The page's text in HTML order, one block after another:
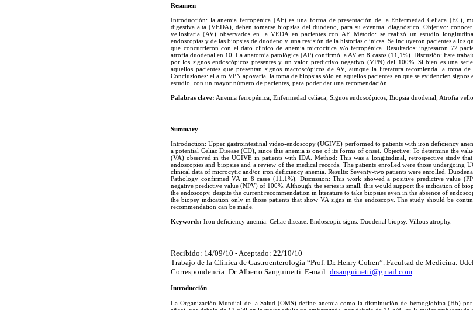
Resumen
Introducción: la anemia ferropénica (AF) es una forma de presentación de la Enfermedad Celíaca (EC),
digestiva alta (VEDA), deben tomarse biopsias del duodeno, para su eventual diagnóstico. Objetivo:
vellositaria (AV) observados en la VEDA en pacientes con AF. Método: se realizó un estudio
endoscopías y de las biopsias de duodeno y una revisión de la historias clínicas. Se incluyeron pacientes a los
que concurrieron con el dato clínico de anemia microcítica y/o ferropénica. Resultados: ingresaron 72
atrofia duodenal en 10. La anatomía patológica (AP) confirmó la AV en 8 casos (11,1%). Discusión: Este
por los signos endoscópicos presentes y un valor predictivo negativo (VPN) del 100%. Si bien es una
aquellos pacientes que presentan signos macroscópicos de AV, aunque la literatura recomienda la toma
Conclusiones: el alto VPN apoyaría, la toma de biopsias sólo en aquellos pacientes en que se evidencien signos
estudio, con un mayor número de pacientes, para poder dar una recomendación.
Palabras clave: Anemia ferropénica; Enfermedad celíaca; Signos endoscópicos; Biopsia duodenal; Atrofia
Summary
Introduction: Upper gastrointestinal video-endoscopy (UGIVE) performed to patients with iron deficiency
a potential Celiac Disease (CD), since this anemia is one of its forms of onset. Objective: To determine the
(VA) observed in the UGIVE in patients with IDA. Method: This was a longitudinal, retrospective study
endoscopies and biopsies and a review of the medical records. The patients enrolled were those undergoing
clinical data of microcytic and/or iron deficiency anemia. Results: Seventy-two patients were enrolled.
Pathology confirmed VA in 8 cases (11.1%). Discussion: This work showed a positive predictive value
negative predictive value (NPV) of 100%. Although the series is small, this would support the indication of
the endoscopy, despite the current recommendation in literature to take biopsies even in the absence of
the biopsy indication only in those patients that show VA signs in the endoscopy. The study should be
recommendation can be made.
Keywords: Iron deficiency anemia. Celiac disease. Endoscopic signs. Duodenal biopsy. Villous atrophy.
Recibido: 14/09/10 - Aceptado: 22/10/10
Trabajo de la Clínica de Gastroenterología “Prof. Dr. Henry Cohen”. Facultad de Medicina.
Correspondencia: Dr. Alberto Sanguinetti. E-mail: drsanguinetti@gmail.com
Introducción
La Organización Mundial de la Salud (OMS) define anemia como la disminución de hemoglobina (Hb)